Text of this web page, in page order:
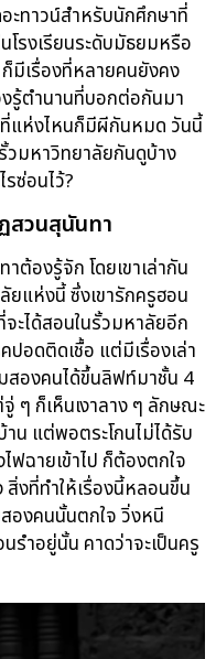
ะทาวน์สำหรับนักศึกษาที่
โรงเรียนระดับมัธยมหรือ
มีเรื่องที่หลายคนยังคง
รู้ตำนานที่บอกต่อกันมา
ที่แห่งไหนก็มีผีกันหมด วันนี้
วมหาวิทยาลัยกันดูบ้าง
ซ่อนไว้?
สวนสุนันทา
ต้องรู้จัก โดยเขาเล่ากัน
ยแห่งนี้ ซึ่งเขารักครูฮอน
ะได้สอนในรั้วมหาลัยอีก
ปอดติดเชื้อ แต่มีเรื่องเล่า
สองคนได้ขึ้นลิฟท์มาชั้น 4
ๆ ก็เห็นเงาลาง ๆ ลักษณะ
น แต่พอตระโกนไม่ได้รับ
ฟฉายเข้าไป ก็ต้องตกใจ
งที่ทำให้เรื่องนี้หลอนขึ้น
องคนนั้นตกใจ วิ่งหนี
ำอยู่นั้น คาดว่าจะเป็นครู